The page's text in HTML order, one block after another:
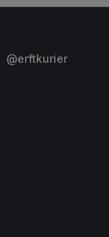
@erftkurier